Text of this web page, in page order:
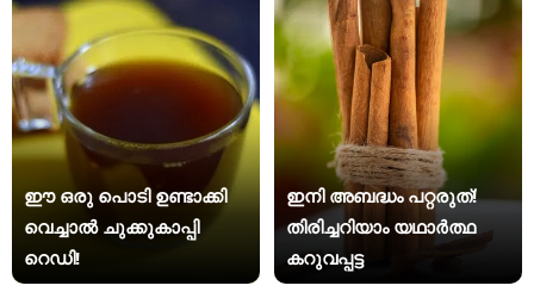
ഈ ഒരു പൊടി ഉണ്ടാക്കി
വെച്ചാൽ ചുക്കുകാപ്പി
റെഡി!
ഇനി അബദ്ധം പറ്റരുത്!
തിരിച്ചറിയാം യഥാര്‍ത്ഥ
കറുവപ്പട്ട